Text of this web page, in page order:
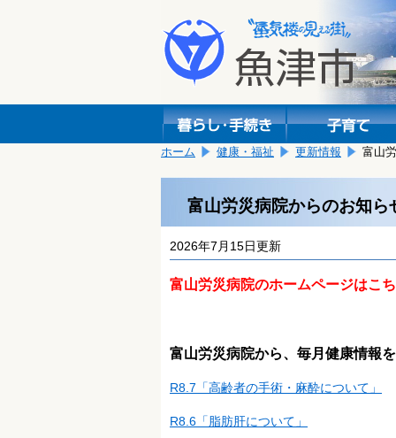
し
ホーム 健康・福祉 更新情報 富山
富山労災病院からのお知ら
2026年7月15日更新
富山労災病院のホームページはこ
富山労災病院から、毎月健康情報を
R8.7「高齢者の手術・麻酔について」
R8.6「脂肪肝について」